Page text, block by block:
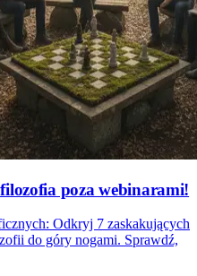
poza webinarami!
Odkryj 7 zaskakujących
do góry nogami. Sprawdź,